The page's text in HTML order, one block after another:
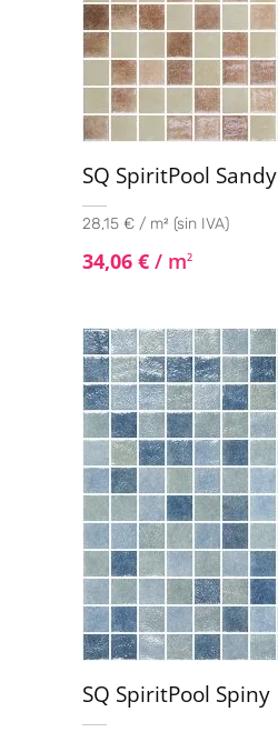
SQ SpiritPool Sandy
28,15 € / m² (sin IVA)
34,06 € / m2
SQ SpiritPool Spiny